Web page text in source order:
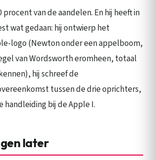
procent van de aandelen. En hij heeft in
wat gedaan: hij ontwierp het
logo (Newton onder een appelboom,
van Wordsworth eromheen, totaal
hij schreef de
tussen de drie oprichters,
handleiding bij de Apple I.
later